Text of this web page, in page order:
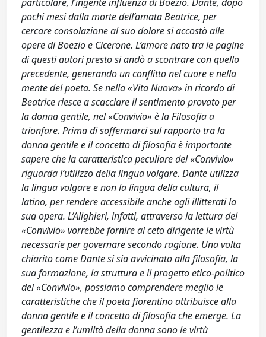
pochi mesi dalla morte dell’amata Beatrice, per
cercare consolazione al suo dolore si accostò alle
opere di Boezio e Cicerone. L’amore nato tra le pagine
di questi autori presto si andò a scontrare con quello
precedente, generando un conflitto nel cuore e nella
mente del poeta. Se nella «Vita Nuova» in ricordo di
Beatrice riesce a scacciare il sentimento provato per
la donna gentile, nel «Convivio» è la Filosofia a
trionfare. Prima di soffermarci sul rapporto tra la
donna gentile e il concetto di filosofia è importante
sapere che la caratteristica peculiare del «Convivio»
riguarda l’utilizzo della lingua volgare. Dante utilizza
la lingua volgare e non la lingua della cultura, il
latino, per rendere accessibile anche agli illitterati la
sua opera. L’Alighieri, infatti, attraverso la lettura del
«Convivio» vorrebbe fornire al ceto dirigente le virtù
necessarie per governare secondo ragione. Una volta
chiarito come Dante si sia avvicinato alla filosofia, la
sua formazione, la struttura e il progetto etico-politico
del «Convivio», possiamo comprendere meglio le
caratteristiche che il poeta fiorentino attribuisce alla
donna gentile e il concetto di filosofia che emerge. La
gentilezza e l’umiltà della donna sono le virtù